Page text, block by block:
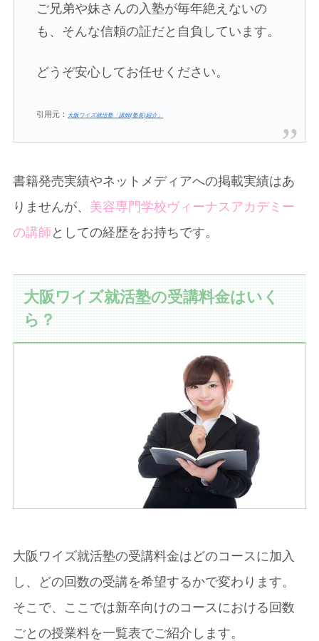
ご兄弟や妹さんの入塾が毎年絶えないの
も、そんな信頼の証だと自負しています。
どうぞ安心してお任せください。
引用元： 大阪ワイズ就活塾「講師(塾長)紹介」
書籍発売実績やネットメディアへの掲載実績はあ
りませんが、 美容専門学校ヴィーナスアカデミー
の講師 としての経歴をお持ちです。
大阪ワイズ就活塾の受講料金はいく
ら？
大阪ワイズ就活塾の受講料金はどのコースに加入
し、どの回数の受講を希望するかで変わります。
そこで、ここでは新卒向けのコースにおける回数
ごとの授業料を一覧表でご紹介します。